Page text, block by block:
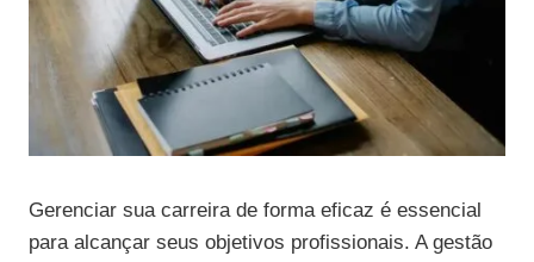
Gerenciar sua carreira de forma eficaz é essencial
para alcançar seus objetivos profissionais. A gestão